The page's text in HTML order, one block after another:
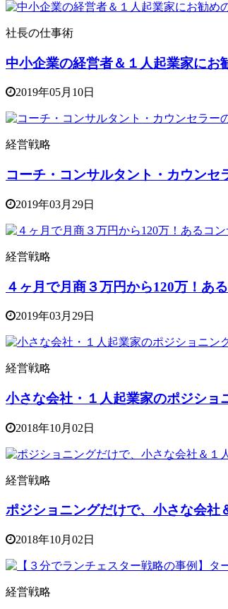
社長の仕事術
中小企業の経営者＆１人起業家に
2019年05月10日
経営戦略
コーチ・コンサルタント・カウン
2019年03月29日
経営戦略
４ヶ月で月商３万円から120万！あ
2019年03月29日
経営戦略
小さな会社・１人起業家のポジショ
2018年10月02日
経営戦略
ポジショニングだけで、小さな会社
2018年10月02日
経営戦略